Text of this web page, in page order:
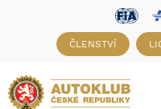
ČLENSTVÍ